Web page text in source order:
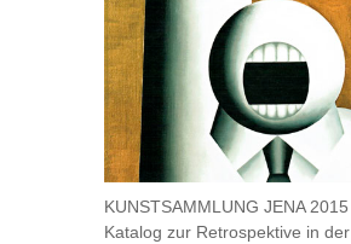
KUNSTSAMMLUNG JENA 2015
Katalog zur Retrospektive in der